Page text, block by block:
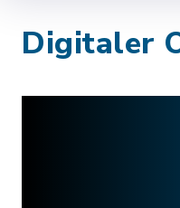
Digitaler